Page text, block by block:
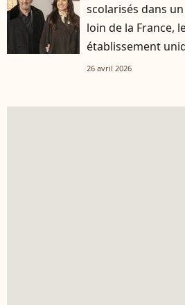
scolarisés dans
loin de la France,
établissement
26 avril 2026